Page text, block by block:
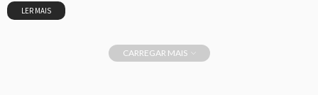
LER MAIS
CARREGAR MAIS